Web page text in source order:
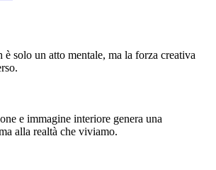
è solo un atto mentale, ma la forza creativa
e immagine interiore genera una
alla realtà che viviamo.